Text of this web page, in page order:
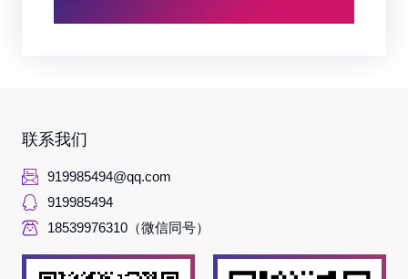
联系我们
919985494@qq.com
919985494
18539976310（微信同号）